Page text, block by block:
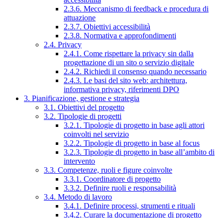
2.3.6. Meccanismo di feedback e procedura di
attuazione
2.3.7. Obiettivi accessibilità
2.3.8. Normativa e approfondimenti
2.4. Privacy
2.4.1. Come rispettare la privacy sin dalla
progettazione di un sito o servizio digitale
2.4.2. Richiedi il consenso quando necessario
2.4.3. Le basi del sito web: architettura,
informativa privacy, riferimenti DPO
3. Pianificazione, gestione e strategia
3.1. Obiettivi del progetto
3.2. Tipologie di progetti
3.2.1. Tipologie di progetto in base agli attori
coinvolti nel servizio
3.2.2. Tipologie di progetto in base al focus
3.2.3. Tipologie di progetto in base all’ambito di
intervento
3.3. Competenze, ruoli e figure coinvolte
3.3.1. Coordinatore di progetto
3.3.2. Definire ruoli e responsabilità
3.4. Metodo di lavoro
3.4.1. Definire processi, strumenti e rituali
3.4.2. Curare la documentazione di progetto